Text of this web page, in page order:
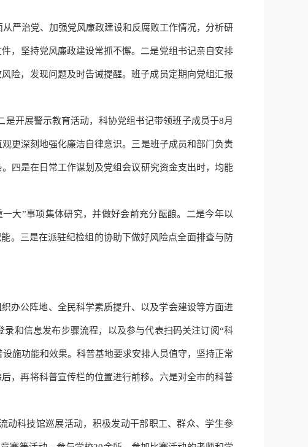
严治党、加强党风廉政建设和反腐败工作情况，分析研
，坚持党风廉政建设常抓不懈。二是党组书记亲自安排
险，发现问题及时告诫提醒。班子成员定期向党组汇报
是开展警示教育活动，科协党组书记带领班子成员于8月
更深刻地强化廉洁自律意识。 三是班子成员和部门负责
。四是在日常工作谋划及党组会议研究资金支出时，均能
一大”事项集体研究，并做好会前充分酝酿。 二是今年以
。 三是在派驻纪检组的协助下做好风险点全面排查与防
办公阵地、全民科学素质提升、以及学会建设等方面进
录和信息发布步骤流程，以及参与代表扫码关注订阅“科
施功能和效果。科普基地要求安排人员值守，坚持正常
，再将科普宣传栏的位置进行前移。 六是对全市的科普
动科技馆巡展活动，积极发动干部职工、群众、学生参